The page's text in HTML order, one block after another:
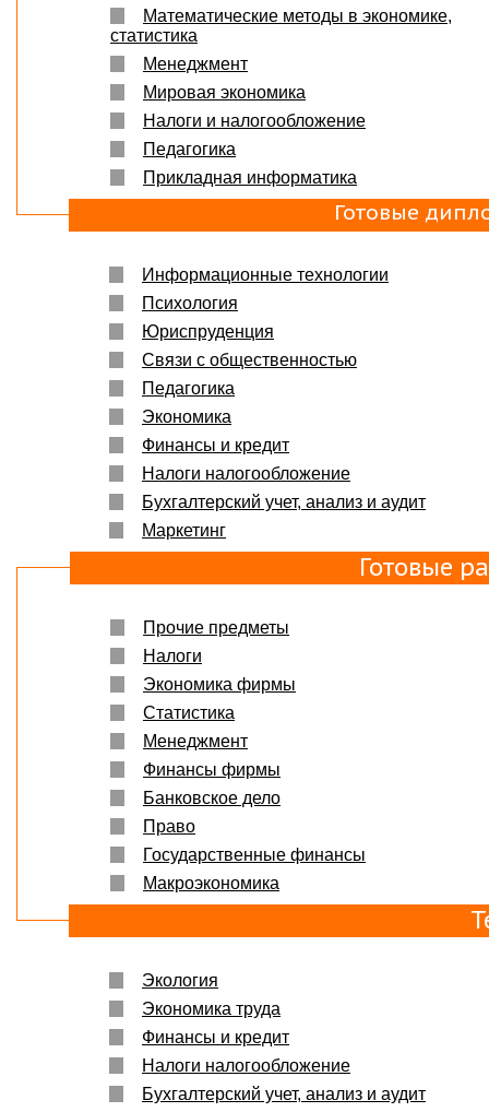
Математические методы в экономике,
статистика
Менеджмент
Мировая экономика
Налоги и налогообложение
Педагогика
Прикладная информатика
Готовые
Информационные технологии
Психология
Юриспруденция
Связи с общественностью
Педагогика
Экономика
Финансы и кредит
Налоги налогообложение
Бухгалтерский учет, анализ и аудит
Маркетинг
Готовые
Прочие предметы
Налоги
Экономика фирмы
Статистика
Менеджмент
Финансы фирмы
Банковское дело
Право
Государственные финансы
Макроэкономика
Экология
Экономика труда
Финансы и кредит
Налоги налогообложение
Бухгалтерский учет, анализ и аудит